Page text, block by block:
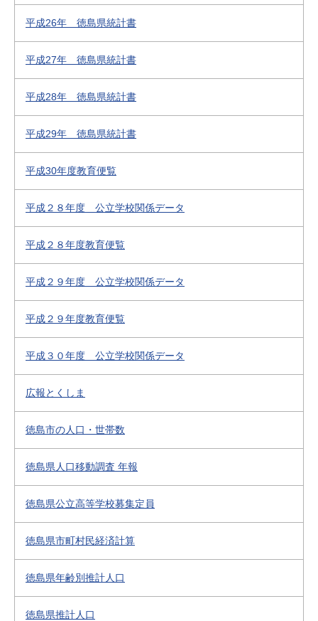
平成26年 徳島県統計書
平成27年 徳島県統計書
平成28年 徳島県統計書
平成29年 徳島県統計書
平成30年度教育便覧
平成２８年度 公立学校関係データ
平成２８年度教育便覧
平成２９年度 公立学校関係データ
平成２９年度教育便覧
平成３０年度 公立学校関係データ
広報とくしま
徳島市の人口・世帯数
徳島県人口移動調査 年報
徳島県公立高等学校募集定員
徳島県市町村民経済計算
徳島県年齢別推計人口
徳島県推計人口